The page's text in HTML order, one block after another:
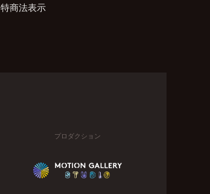
特商法表示
プロダクション